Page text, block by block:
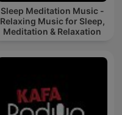
Sleep Meditation Music -
Relaxing Music for Sleep,
Meditation & Relaxation